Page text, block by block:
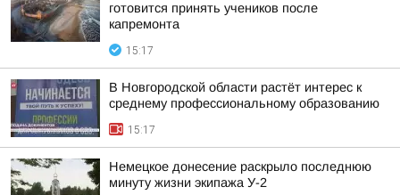
готовится принять учеников после
капремонта
15:17
В Новгородской области растёт интерес к
среднему профессиональному образованию
15:17
Немецкое донесение раскрыло последнюю
минуту жизни экипажа У-2